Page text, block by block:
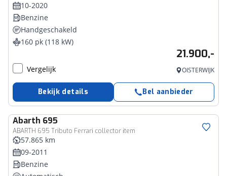
10-2020
Benzine
Handgeschakeld
160 pk (118 kW)
21.900,-
Vergelijk OISTERWIJK
Bekijk details Bel aanbieder
Abarth 695
ABARTH 695 Tributo Ferrari collector item
57.865 km
09-2011
Benzine